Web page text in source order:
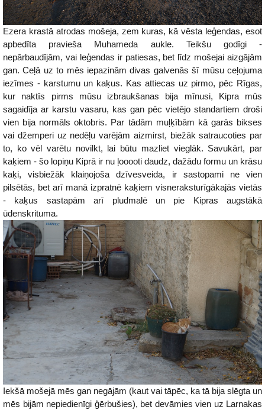
Ezera krastā atrodas mošeja, zem kuras, kā vēsta leģendas, esot
apbedīta pravieša Muhameda aukle. Teikšu godīgi -
nepārbaudījām, vai leģendas ir patiesas, bet līdz mošejai aizgājām
gan. Ceļā uz to mēs iepazinām divas galvenās šī mūsu ceļojuma
iezīmes - karstumu un kaķus. Kas attiecas uz pirmo, pēc Rīgas,
kur naktīs pirms mūsu izbraukšanas bija mīnusi, Kipra mūs
sagaidīja ar karstu vasaru, kas gan pēc vietējo standartiem droši
vien bija normāls oktobris. Par tādām muļķībām kā garās bikses
vai džemperi uz nedēļu varējām aizmirst, biežāk satraucoties par
to, ko vēl varētu novilkt, lai būtu mazliet vieglāk. Savukārt, par
kaķiem - šo lopiņu Kiprā ir nu ļooooti daudz, dažādu formu un krāsu
kaķi, visbiežāk klaiņojoša dzīvesveida, ir sastopami ne vien
pilsētās, bet arī manā izpratnē kaķiem visneraksturīgākajās vietās
- kaķus sastapām arī pludmalē un pie Kipras augstākā
ūdenskrituma.
Iekšā mošejā mēs gan negājām (kaut vai tāpēc, ka tā bija slēgta un
mēs bijām nepiedienīgi ģērbušies), bet devāmies vien uz Larnakas